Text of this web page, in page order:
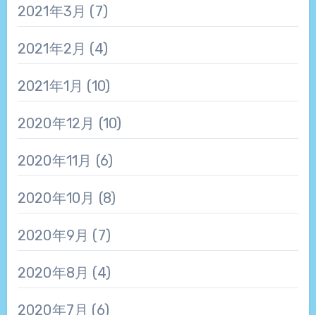
2021年3月 (7)
2021年2月 (4)
2021年1月 (10)
2020年12月 (10)
2020年11月 (6)
2020年10月 (8)
2020年9月 (7)
2020年8月 (4)
2020年7月 (6)